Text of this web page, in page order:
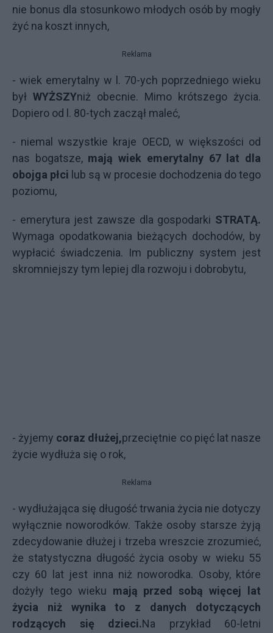
nie bonus dla stosunkowo młodych osób by mogły
żyć na koszt innych,
Reklama
- wiek emerytalny w l. 70-ych poprzedniego wieku
był WYŻSZYniż obecnie. Mimo krótszego życia.
Dopiero od l. 80-tych zaczął maleć,
- niemal wszystkie kraje OECD, w większości od
nas bogatsze, mają wiek emerytalny 67 lat dla
obojga płci lub są w procesie dochodzenia do tego
poziomu,
- emerytura jest zawsze dla gospodarki STRATĄ.
Wymaga opodatkowania bieżących dochodów, by
wypłacić świadczenia. Im publiczny system jest
skromniejszy tym lepiej dla rozwoju i dobrobytu,
- żyjemy coraz dłużej,przeciętnie co pięć lat nasze
życie wydłuża się o rok,
Reklama
- wydłużająca się długość trwania życia nie dotyczy
wyłącznie noworodków. Także osoby starsze żyją
zdecydowanie dłużej i trzeba wreszcie zrozumieć,
że statystyczna długość życia osoby w wieku 55
czy 60 lat jest inna niż noworodka. Osoby, które
dożyły tego wieku mają przed sobą więcej lat
życia niż wynika to z danych dotyczących
rodzących się dzieci.Na przykład 60-letni